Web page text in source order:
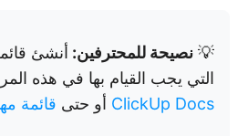
💡 نصيحة للمحترفين: أنشئ
التي يجب القيام بها في هذه
ClickUp Docs أو حتى قائمة